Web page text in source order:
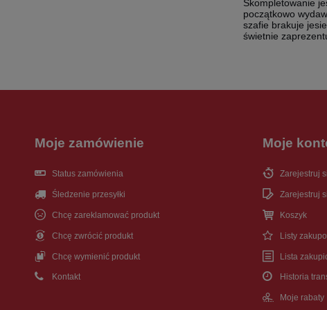
Skompletowanie
początkowo
szafie brakuje
świetnie
Moje zamówienie
Status zamówienia
Śledzenie przesyłki
Chcę zareklamować produkt
Chcę zwrócić produkt
Chcę wymienić produkt
Kontakt
Moje
Zarejestruj
Zarejestruj
Koszyk
Listy
Lista
Historia
Moje rabaty